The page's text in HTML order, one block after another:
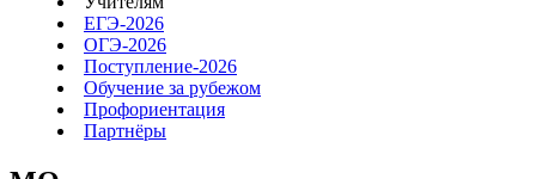
ЕГЭ-2026
ОГЭ-2026
Поступление-2026
Обучение за рубежом
Профориентация
Партнёры